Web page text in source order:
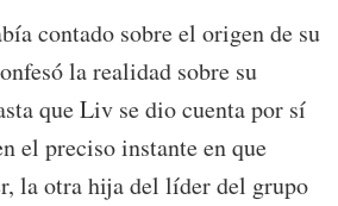
contado sobre el origen de su
la realidad sobre su
que Liv se dio cuenta por sí
el preciso instante en que
la otra hija del líder del grupo